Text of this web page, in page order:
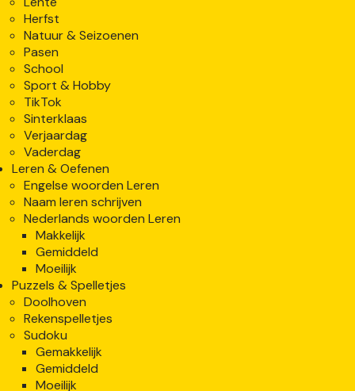
Herfst
Natuur & Seizoenen
Pasen
School
Sport & Hobby
TikTok
Sinterklaas
Verjaardag
Vaderdag
Leren & Oefenen
Engelse woorden Leren
Naam leren schrijven
Nederlands woorden Leren
Makkelijk
Gemiddeld
Moeilijk
Puzzels & Spelletjes
Doolhoven
Rekenspelletjes
Sudoku
Gemakkelijk
Gemiddeld
Moeilijk